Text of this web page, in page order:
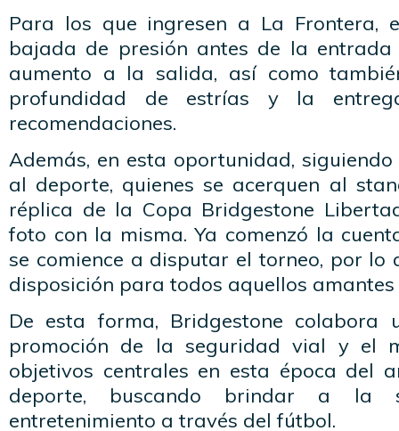
Para los que ingresen a La Frontera,
bajada de presión antes de la
aumento a la salida, así como
profundidad de estrías y la
recomendaciones.
Además, en esta oportunidad,
al deporte, quienes se acerquen al
réplica de la Copa Bridgestone
foto con la misma. Ya comenzó la
se comience a disputar el torneo, por lo
disposición para todos aquellos
De esta forma, Bridgestone colabora
promoción de la seguridad vial y el
objetivos centrales en esta época del
deporte, buscando brindar a la
entretenimiento a través del fútbol.